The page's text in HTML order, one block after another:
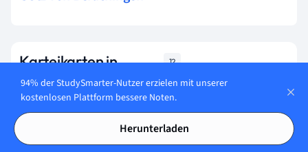
Karteikarten in
Fokalisierung
12
Lerne jetzt
94% der StudySmarter-Nutzer erzielen mit unserer
kostenlosen Plattform bessere Noten.
Herunterladen